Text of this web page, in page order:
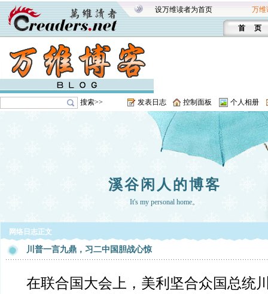
设万维读者为首页 万维
首 页
搜索>> 发表日志 控制面板 个人相册
溪谷闲人的博客
It's my personal home。
网络日志正文
川普一言九鼎，习二中国胆战心惊
在联合国大会上，美利坚合众国总统